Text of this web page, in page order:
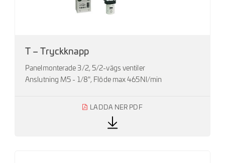
T – Tryckknapp
Panelmonterade 3/2, 5/2-vägs ventiler
Anslutning M5 - 1/8", Flöde max 465Nl/min
LADDA NER PDF